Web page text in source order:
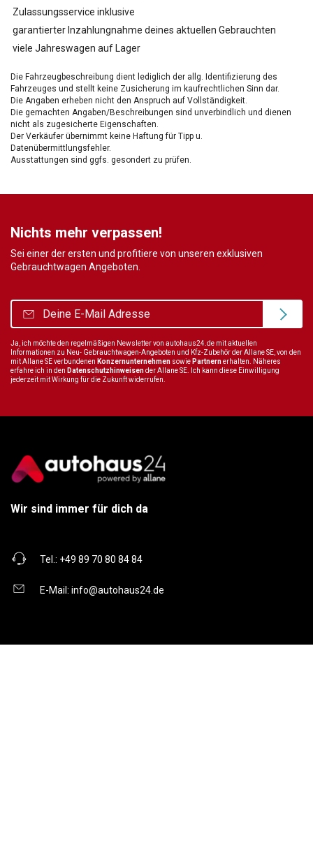
Zulassungsservice inklusive
garantierter Inzahlungnahme deines aktuellen Gebrauchten
viele Jahreswagen auf Lager
Die Fahrzeugbeschreibung dient lediglich der allg. Identifizierung des
Fahrzeuges und stellt keine Zusicherung im kaufrechtlichen Sinn dar.
Die Angaben erheben nicht den Anspruch auf Vollständigkeit.
Die gemachten Angaben/Beschreibungen sind unverbindlich und dienen
nicht als zugesicherte Eigenschaften.
Der Verkäufer übernimmt keine Haftung für Tipp u.
Datenübermittlungsfehler.
Ausstattungen sind ggfs. gesondert zu prüfen.
Nichts mehr verpassen!
Sei einer der ersten und profitiere von unseren exklusiven
Gebrauchtwagen Angeboten.
Ja, ich möchte den regelmäßigen Newsletter von autohaus24.de mit aktuellen
Informationen zu Neu- Gebrauchtwagen-Angeboten und Kfz-Zubehör der Allane SE, von den
mit Allane SE verbundenen Konzernunternehmen sowie Partnernerhalten. Näheres
erfahre ich in den Datenschutzhinweisender Allane SE. Ich kann diese Einwilligung
jederzeit mit Wirkung für die Zukunft widerrufen.
Wir sind immer für dich da
Tel.: +49 89 70 80 84 84
E-Mail: info@autohaus24.de